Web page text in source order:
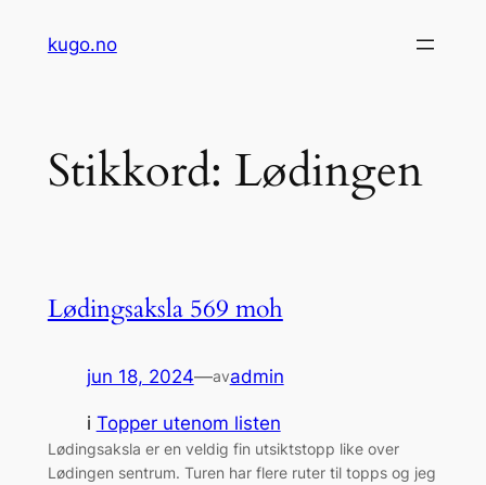
kugo.no
Stikkord: Lødingen
Lødingsaksla 569 moh
jun 18, 2024—avadmin
i Topper utenom listen
Lødingsaksla er en veldig fin utsiktstopp like over
Lødingen sentrum. Turen har flere ruter til topps og jeg